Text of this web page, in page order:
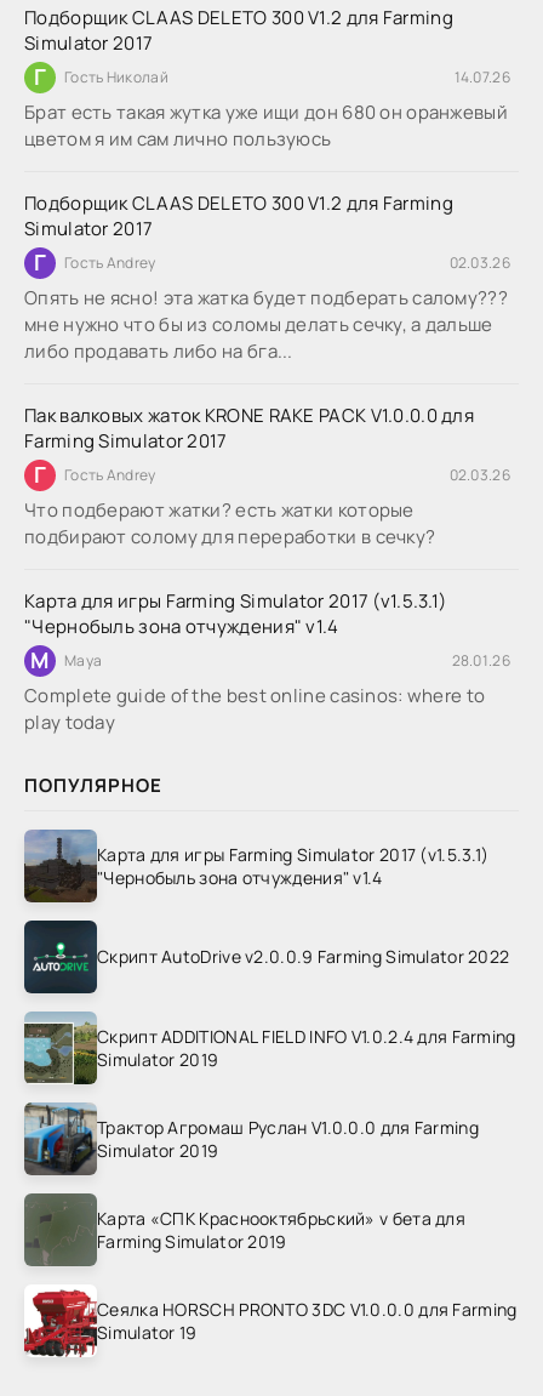
Подборщик CLAAS DELETO 300 V1.2 для Farming
Simulator 2017
Г Гость Николай 14.07.26
Брат есть такая жутка уже ищи дон 680 он оранжевый
цветом я им сам лично пользуюсь
Подборщик CLAAS DELETO 300 V1.2 для Farming
Simulator 2017
Г Гость Andrey 02.03.26
Опять не ясно! эта жатка будет подберать салому???
мне нужно что бы из соломы делать сечку, а дальше
либо продавать либо на бга...
Пак валковых жаток KRONE RAKE PACK V1.0.0.0 для
Farming Simulator 2017
Г Гость Andrey 02.03.26
Что подберают жатки? есть жатки которые
подбирают солому для переработки в сечку?
Карта для игры Farming Simulator 2017 (v1.5.3.1)
"Чернобыль зона отчуждения" v1.4
M Maya 28.01.26
Complete guide of the best online casinos: where to
play today
ПОПУЛЯРНОЕ
Карта для игры Farming Simulator 2017 (v1.5.3.1)
"Чернобыль зона отчуждения" v1.4
Скрипт AutoDrive v2.0.0.9 Farming Simulator 2022
Скрипт ADDITIONAL FIELD INFO V1.0.2.4 для Farming
Simulator 2019
Трактор Агромаш Руслан V1.0.0.0 для Farming
Simulator 2019
Карта «СПК Краснооктябрьский» v бета для
Farming Simulator 2019
Сеялка HORSCH PRONTO 3DC V1.0.0.0 для Farming
Simulator 19